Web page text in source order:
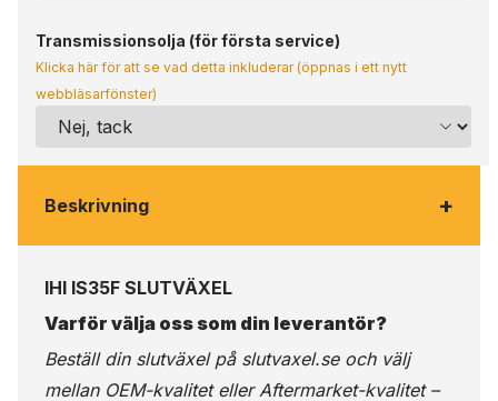
Transmissionsolja (för första service)
Klicka här för att se vad detta inkluderar (öppnas i ett nytt
webbläsarfönster)
Beskrivning +
IHI IS35F SLUTVÄXEL
Varför välja oss som din leverantör?
Beställ din slutväxel på slutvaxel.seoch välj
mellan OEM-kvalitet eller Aftermarket-kvalitet –